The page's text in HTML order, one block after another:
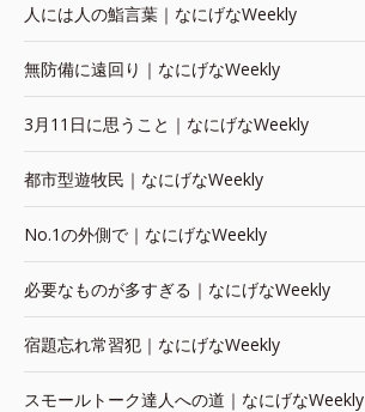
人には人の鮨言葉｜なにげなWeekly
無防備に遠回り｜なにげなWeekly
3月11日に思うこと｜なにげなWeekly
都市型遊牧民｜なにげなWeekly
No.1の外側で｜なにげなWeekly
必要なものが多すぎる｜なにげなWeekly
宿題忘れ常習犯｜なにげなWeekly
スモールトーク達人への道｜なにげなWeekly